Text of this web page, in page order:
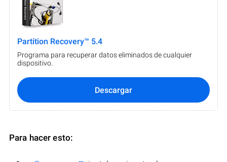
Partition Recovery™ 5.4
Programa para recuperar datos eliminados de cualquier
dispositivo.
Descargar
Para hacer esto: